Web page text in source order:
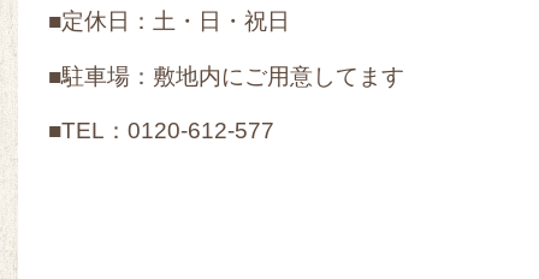
■定休日：土・日・祝日
■駐車場：敷地内にご用意してます
■TEL：0120-612-577